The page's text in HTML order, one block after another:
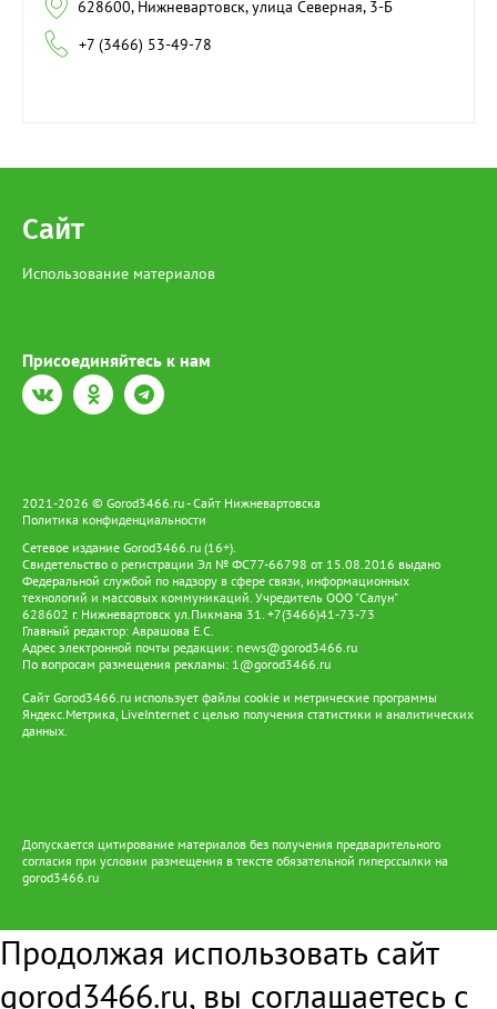
628600, Нижневартовск, улица Северная, 3-Б
+7 (3466) 53-49-78
Сайт
Использование материалов
Присоединяйтесь к нам
2021-2026 © Gorod3466.ru - Сайт Нижневартовска
Политика конфиденциальности
Сетевое издание Gorod3466.ru (16+).
Свидетельство о регистрации Эл № ФС77-66798 от 15.08.2016 выдано
Федеральной службой по надзору в сфере связи, информационных
технологий и массовых коммуникаций. Учредитель ООО "Салун"
628602 г. Нижневартовск ул.Пикмана 31. +7(3466)41-73-73
Главный редактор: Аврашова Е.С.
Адрес электронной почты редакции: news@gorod3466.ru
По вопросам размещения рекламы: 1@gorod3466.ru
Сайт Gorod3466.ru использует файлы cookie и метрические программы
Яндекс.Метрика, LiveInternet с целью получения статистики и аналитических
данных.
Допускается цитирование материалов без получения предварительного
согласия при условии размещения в тексте обязательной гиперссылки на
gorod3466.ru
Продолжая использовать сайт
gorod3466.ru, вы соглашаетесь с